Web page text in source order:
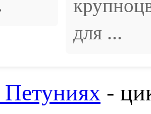
для ...
-